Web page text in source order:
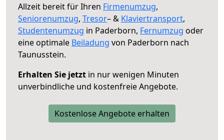
Allzeit bereit für Ihren Firmenumzug,
Seniorenumzug, Tresor– & Klaviertransport,
Studentenumzug in Paderborn, Fernumzug oder
eine optimale Beiladung von Paderborn nach
Taunusstein.
Erhalten Sie jetzt in nur wenigen Minuten
unverbindliche und kostenfreie Angebote.
Kostenlose Angebote erhalten